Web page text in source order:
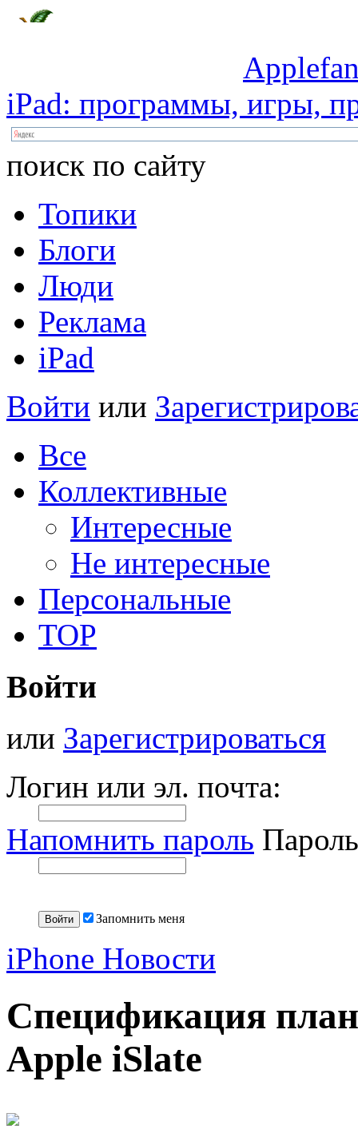
iPad: программы, игры,
поиск по сайту
Топики
Блоги
Люди
Реклама
iPad
Войти или
Все
Коллективные
Интересные
Не интересные
Персональные
TOP
Войти
или Зарегистрироваться
Логин или эл. почта:
Напомнить пароль
Запомнить меня
iPhone Новости
Спецификация
Apple iSlate